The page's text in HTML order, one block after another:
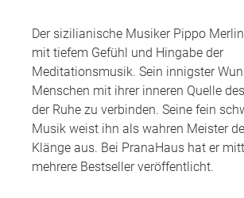
Der sizilianische Musiker Pippo
mit tiefem Gefühl und Hingabe der
Meditationsmusik. Sein innigster
Menschen mit ihrer inneren Quelle
der Ruhe zu verbinden. Seine fein
Musik weist ihn als wahren Meister
Klänge aus. Bei PranaHaus hat er
mehrere Bestseller veröffentlicht.